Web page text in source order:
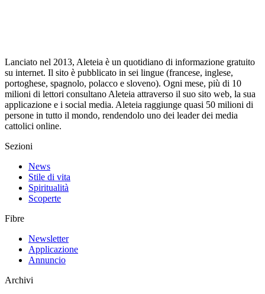
Lanciato nel 2013, Aleteia è un quotidiano di informazione gratuito
su internet. Il sito è pubblicato in sei lingue (francese, inglese,
portoghese, spagnolo, polacco e sloveno). Ogni mese, più di 10
milioni di lettori consultano Aleteia attraverso il suo sito web, la sua
applicazione e i social media. Aleteia raggiunge quasi 50 milioni di
persone in tutto il mondo, rendendolo uno dei leader dei media
cattolici online.
Sezioni
News
Stile di vita
Spiritualità
Scoperte
Fibre
Newsletter
Applicazione
Annuncio
Archivi